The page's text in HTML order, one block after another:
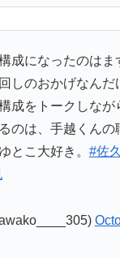
成になったのはま
しのおかげなんだ
成をトークしなが
のは、手越くんの
とこ大好き。 #佐